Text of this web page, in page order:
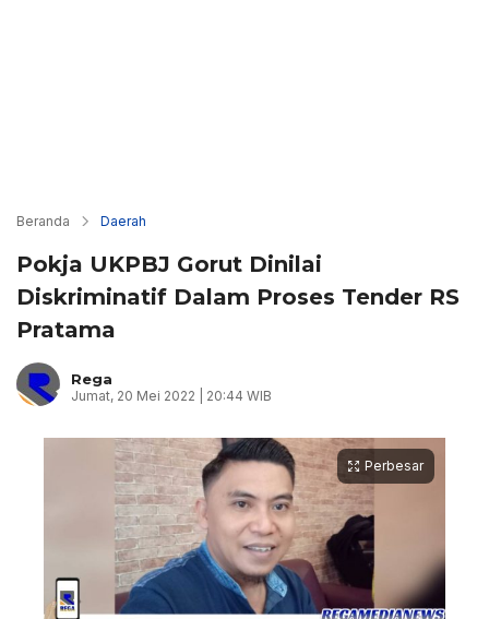
Beranda Daerah
Pokja UKPBJ Gorut Dinilai
Diskriminatif Dalam Proses Tender RS
Pratama
Rega
Jumat, 20 Mei 2022 | 20:44 WIB
Perbesar